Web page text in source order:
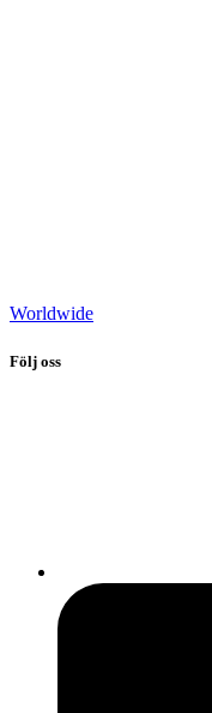
Worldwide
Följ oss